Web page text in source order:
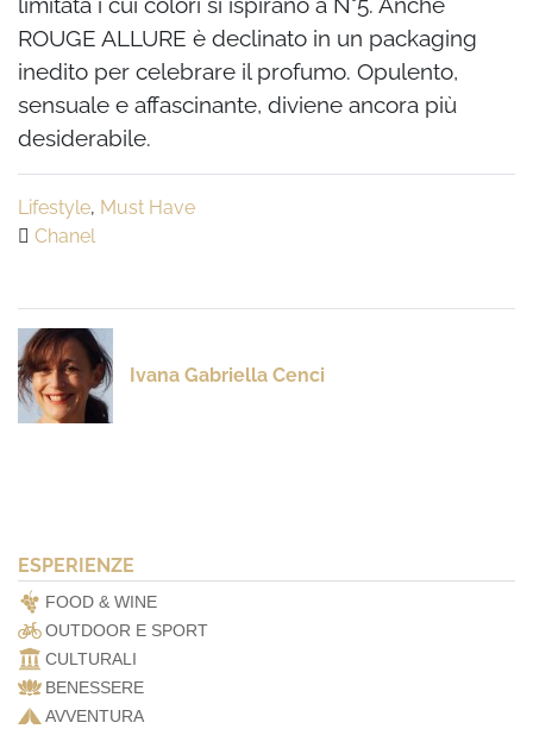
ROUGE ALLURE è declinato in un packaging
inedito per celebrare il profumo. Opulento,
sensuale e affascinante, diviene ancora più
desiderabile.
Lifestyle, Must Have
Chanel
Ivana Gabriella Cenci
ESPERIENZE
FOOD & WINE
OUTDOOR E SPORT
CULTURALI
BENESSERE
AVVENTURA